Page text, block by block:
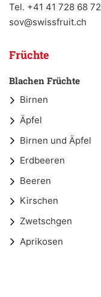
Tel. +41 41 728 68 72
sov@swissfruit.ch
Früchte
Blachen Früchte
Birnen
Äpfel
Birnen und Äpfel
Erdbeeren
Beeren
Kirschen
Zwetschgen
Aprikosen